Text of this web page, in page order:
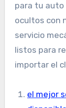
para tu
ocultos con
servicio
listos para
importar el
el mejor